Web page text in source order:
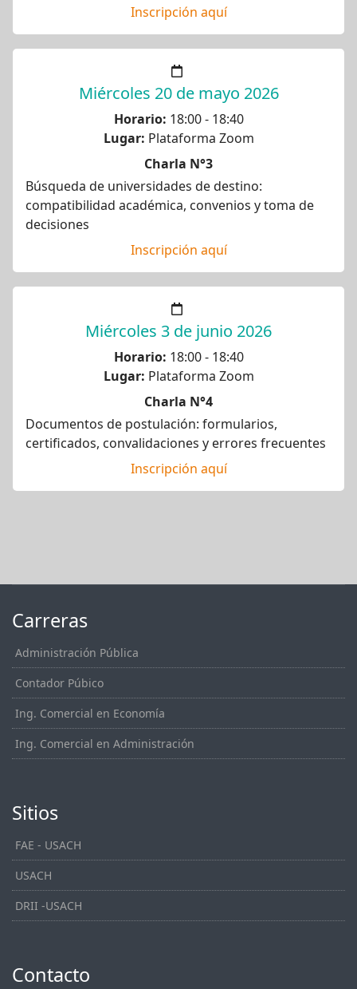
Inscripción aquí
Miércoles 20 de mayo 2026
Horario: 18:00 - 18:40
Lugar: Plataforma Zoom
Charla N°3
Búsqueda de universidades de destino:
compatibilidad académica, convenios y toma de
decisiones
Inscripción aquí
Miércoles 3 de junio 2026
Horario: 18:00 - 18:40
Lugar: Plataforma Zoom
Charla N°4
Documentos de postulación: formularios,
certificados, convalidaciones y errores frecuentes
Inscripción aquí
Carreras
Administración Pública
Contador Púbico
Ing. Comercial en Economía
Ing. Comercial en Administración
Sitios
FAE - USACH
USACH
DRII -USACH
Contacto